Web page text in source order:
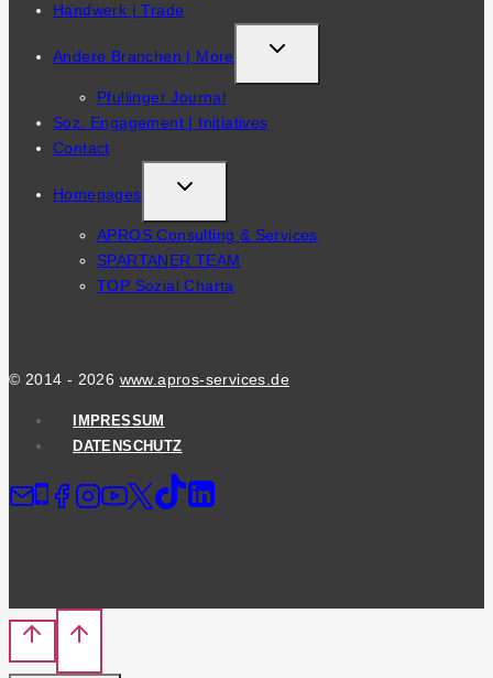
Handwerk | Trade
Andere Branchen | More
TOGGLE
CHILD
Pfullinger Journal
Soz. Engagement | Initiatives
Contact
Homepages
TOGGLE
CHILD
APROS Consulting & Services
SPARTANER TEAM
TOP Sozial Charta
© 2014 - 2026 www.apros-services.de
IMPRESSUM
DATENSCHUTZ